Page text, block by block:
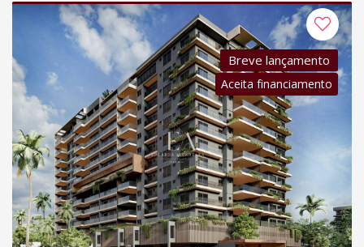
Breve lançamento
Aceita financiamento